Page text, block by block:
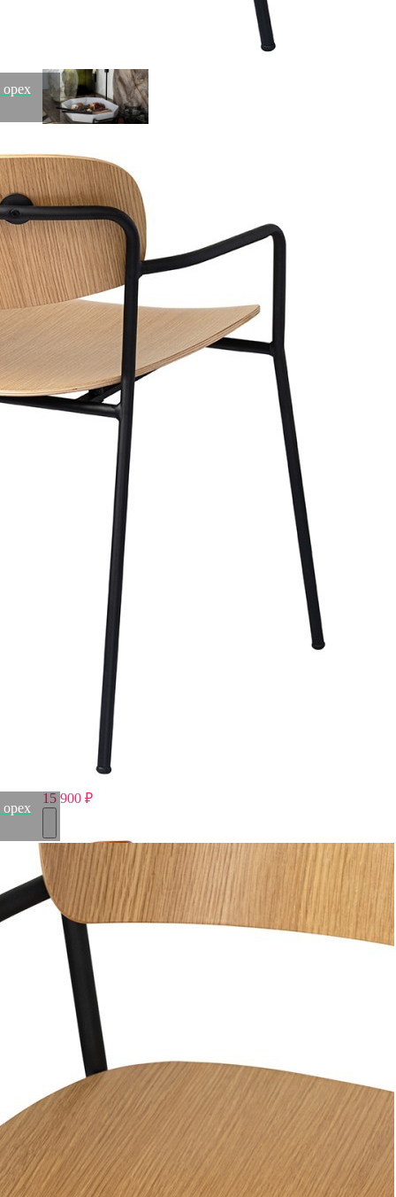
Costa Nova
Быстрый просмотр
15 900₽
Стул eirill, шенилл, серый (75783)
Быстрый просмотр
15 900₽
Стул барный eirill, велюр, кирпичный (75785)
Быстрый просмотр
Стул stefany, велюр, серый (75795)
Быстрый просмотр
15 900 ₽
Стул с подлокотниками torfrid, орех (75802)
Быстрый просмотр
15 900
Распродажа
Элитная коллекция
Элитная коллекция
Элитная посуда
Элитная посуда